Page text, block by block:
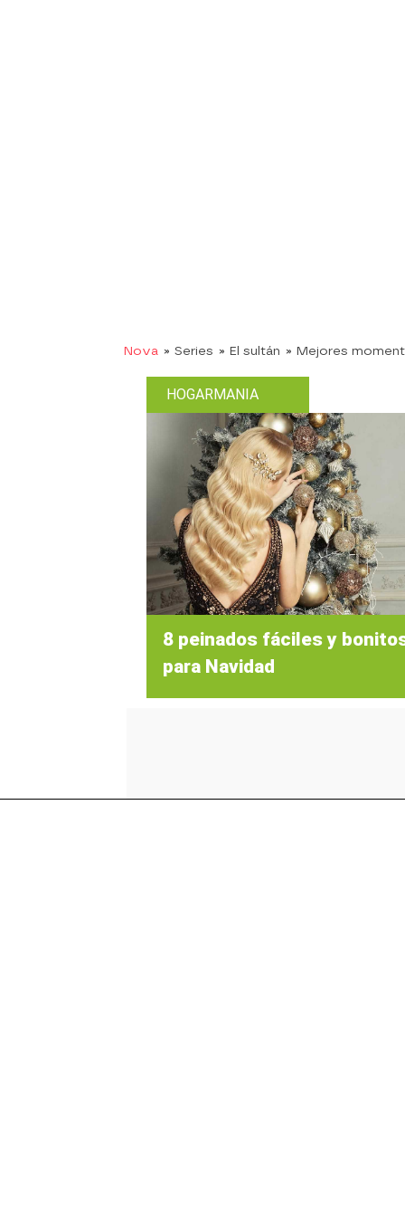
Nova » Series » El sultán » Mejores
HOGARMANIA
8 peinados fáciles y
para Navidad